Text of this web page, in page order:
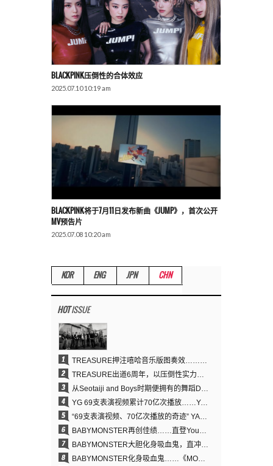
BLACKPINK压倒性的合体效应
2025.07.10 10:19 am
BLACKPINK将于7月11日发布新曲《JUMP》，首次公开
MV预告片
2025.07.08 10:20 am
KOR ENG JPN CHN
HOTISSUE
1 TREASURE押注嘻哈音乐版图奏效……出道6周年迎来全新飞跃
2 TREASURE出道6周年，以压倒性实力证明“YG之宝”的真正价值
3 从Seotaiji and Boys时期便拥有的舞蹈DNA……YANG HYUN SUK开创YG Performance Video 70亿播放神话
4 YG 69支表演视频累计70亿次播放……YANG HYUN SUK制作理念奏效
5 “69支表演视频、70亿次播放的奇迹” YANG HYUN SUK为何100%亲自打造YG表演视频
6 BABYMONSTER再创佳绩……直登YouTube全球趋势榜第一名
7 BABYMONSTER大胆化身吸血鬼，直冲YouTube全球趋势榜第一
8 BABYMONSTER化身吸血鬼……《MOON》为三个月企划收官